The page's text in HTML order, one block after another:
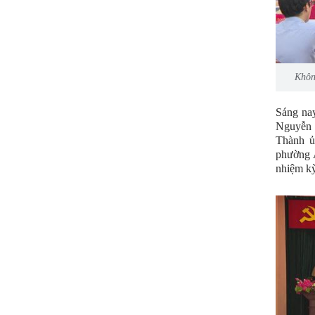
Sáng
Nguyễn
Thành
phường
nhiệm